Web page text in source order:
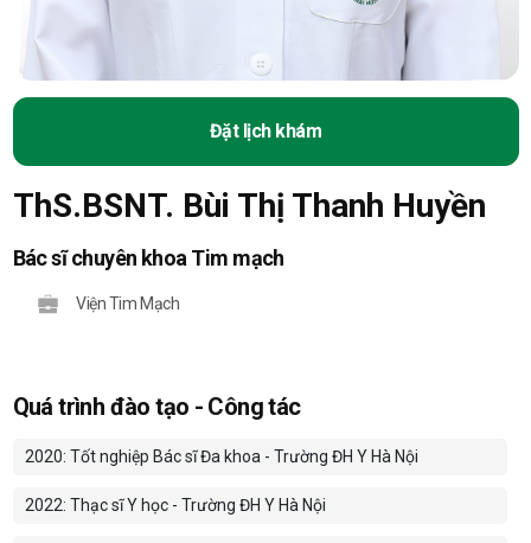
Đặt lịch khám
ThS.BSNT. Bùi Thị Thanh Huyền
Bác sĩ chuyên khoa Tim mạch
Viện Tim Mạch
Quá trình đào tạo - Công tác
2020: Tốt nghiệp Bác sĩ Đa khoa - Trường ĐH Y Hà Nội
2022: Thạc sĩ Y học - Trường ĐH Y Hà Nội